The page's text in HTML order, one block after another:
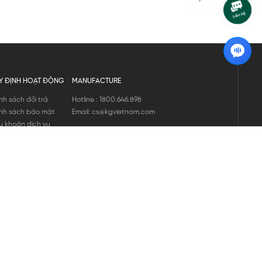
ĐỊNH HOẠT ĐỘNG
sách đổi trả
sách bảo mật
khoản dịch vụ
MANUFACTURE
Hotline : 1800.646.898
Email: cs@kgvietnam.com